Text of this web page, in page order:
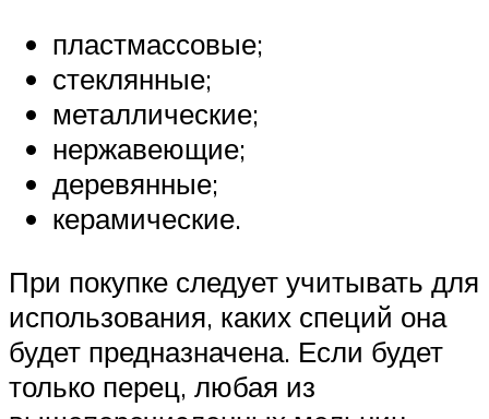
пластмассовые;
стеклянные;
металлические;
нержавеющие;
деревянные;
керамические.
При покупке следует учитывать для
использования, каких специй она
будет предназначена. Если будет
только перец, любая из